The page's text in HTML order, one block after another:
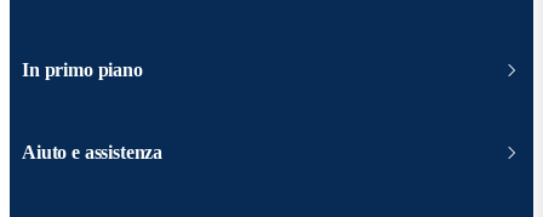
In primo piano
Aiuto e assistenza